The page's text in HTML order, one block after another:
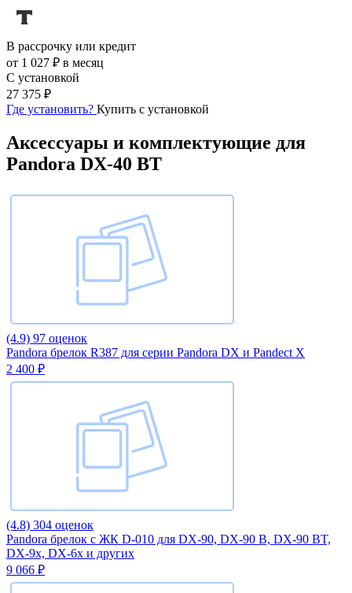
В рассрочку или кредит
от 1 027 ₽ в месяц
С установкой
27 375 ₽
Где установить? Купить с установкой
Аксессуары и комплектующие для
Pandora DX-40 BT
(4.9) 97 оценок
Pandora брелок R387 для серии Pandora DX и Pandect X
2 400 ₽
(4.8) 304 оценок
Pandora брелок с ЖК D-010 для DX-90, DX-90 B, DX-90 BT,
DX-9x, DX-6x и других
9 066 ₽